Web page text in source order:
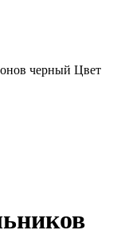
черный Цвет